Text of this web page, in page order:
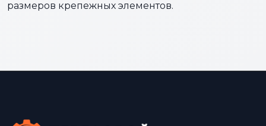
размеров крепежных элементов.